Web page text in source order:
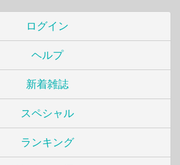
ログイン
ヘルプ
新着雑誌
スペシャル
ランキング